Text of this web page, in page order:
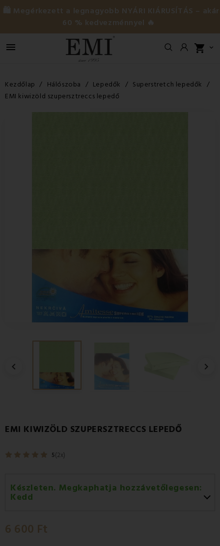
🛍️ Megérkezett a legnagyobb NYÁRI KIÁRUSÍTÁS – akár
60 % kedvezménnyel 🔥
 shopping_cart 
Kezdőlap Hálószoba Lepedők
Superstretch lepedők
EMI kiwizöld szupersztreccs lepedő
 
EMI KIWIZÖLD SZUPERSZTRECCS LEPEDŐ
5(2x)
Készleten. Megkaphatja hozzávetőlegesen:
Kedd
Szerda 12.08
6 600 Ft